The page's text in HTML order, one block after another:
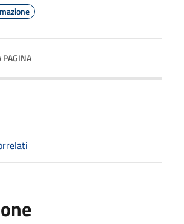
PAGINA